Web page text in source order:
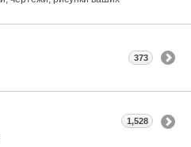
373
1,528